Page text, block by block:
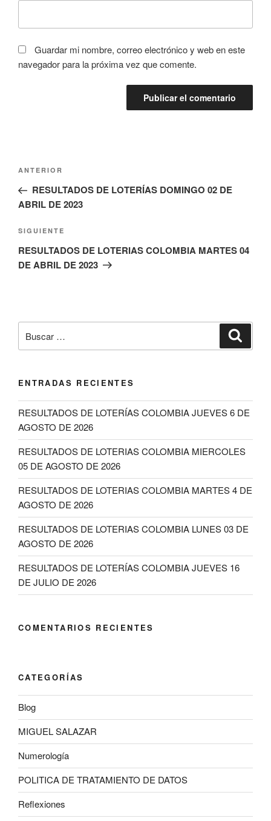
Guardar mi nombre, correo electrónico y web en este
navegador para la próxima vez que comente.
Navegación
entradas
Entrada
anterior:
ANTERIOR
RESULTADOS DE LOTERÍAS DOMINGO 02 DE
ABRIL DE 2023
Siguiente
entrada
SIGUIENTE
RESULTADOS DE LOTERIAS COLOMBIA MARTES 04
DE ABRIL DE 2023
por:
ENTRADAS RECIENTES
RESULTADOS DE LOTERÍAS COLOMBIA JUEVES 6 DE
AGOSTO DE 2026
RESULTADOS DE LOTERIAS COLOMBIA MIERCOLES
05 DE AGOSTO DE 2026
RESULTADOS DE LOTERIAS COLOMBIA MARTES 4 DE
AGOSTO DE 2026
RESULTADOS DE LOTERIAS COLOMBIA LUNES 03 DE
AGOSTO DE 2026
RESULTADOS DE LOTERÍAS COLOMBIA JUEVES 16
DE JULIO DE 2026
COMENTARIOS RECIENTES
CATEGORÍAS
Blog
MIGUEL SALAZAR
Numerología
POLITICA DE TRATAMIENTO DE DATOS
Reflexiones